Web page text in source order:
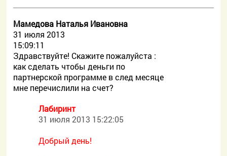
Мамедова Наталья Ивановна
31 июля 2013
15:09:11
Здравствуйте! Скажите пожалуйста :
как сделать чтобы деньги по
партнерской программе в след месяце
мне перечислили на счет?
Лабиринт
31 июля 2013 15:22:05
Добрый день!